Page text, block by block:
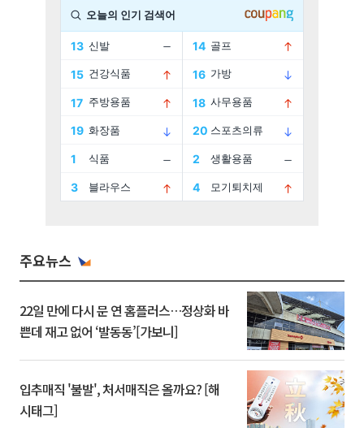
주요뉴스
22일 만에 다시 문 연 홈플러스…정상화 바
쁜데 재고 없어 ‘발동동’[가보니]
입추매직 '불발', 처서매직은 올까요? [해
시태그]